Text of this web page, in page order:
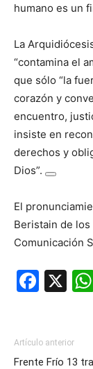
humano es un
La
“contamina el
que sólo “la
corazón y
encuentro,
insiste en
derechos y
Dios”.
El
Beristain de
Comunicación
X
Artículo anterior
Frente Frío 13